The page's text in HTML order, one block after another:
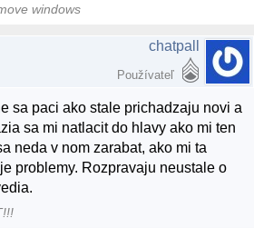
windows
chatpall
Používateľ
sa paci ako stale prichadzaju novi a
sa mi natlacit do hlavy ako mi ten
neda v nom zarabat, ako mi ta
problemy. Rozpravaju neustale o